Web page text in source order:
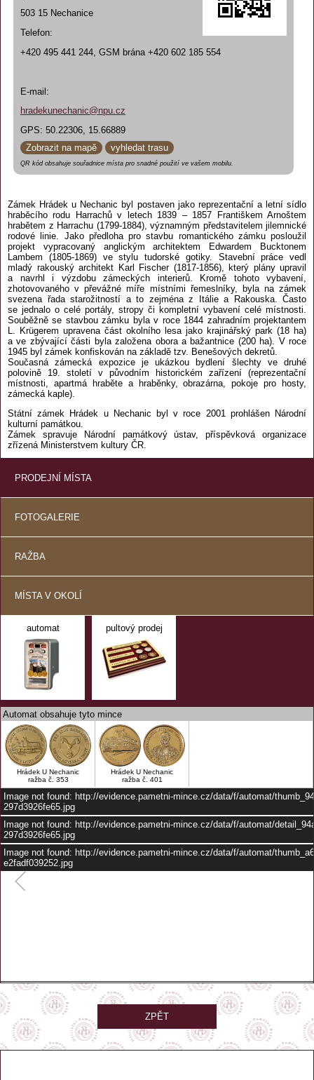
503 15 Nechanice
Telefon:
+420 495 441 244, GSM brána +420 602 185 554
E-mail:
hradekunechanic@npu.cz
GPS: 50.22306, 15.66889
Zobrazit na mapě
vyhledat trasu
QR kód obsahuje souřadnice místa pro snadné použití ve vašem mobilu.
Zámek Hrádek u Nechanic byl postaven jako reprezentační a letní sídlo
hraběcího rodu Harrachů v letech 1839 – 1857 Františkem Arnoštem
hrabětem z Harrachu (1799-1884), významným představitelem jilemnické
rodové linie. Jako předloha pro stavbu romantického zámku posloužil
projekt vypracovaný anglickým architektem Edwardem Bucktonem
Lambem (1805-1869) ve stylu tudorské gotiky. Stavební práce vedl
mladý rakouský architekt Karl Fischer (1817-1856), který plány upravil
a navrhl i výzdobu zámeckých interierů. Kromě tohoto vybavení,
zhotovovaného v převážné míře místními řemeslníky, byla na zámek
svezena řada starožitností a to zejména z Itálie a Rakouska. Často
se jednalo o celé portály, stropy či kompletní vybavení celé místnosti.
Souběžně se stavbou zámku byla v roce 1844 zahradním projektantem
L. Krügerem upravena část okolního lesa jako krajinářský park (18 ha)
a ve zbývající části byla založena obora a bažantnice (200 ha). V roce
1945 byl zámek konfiskován na základě tzv. Benešových dekretů.
Současná zámecká expozice je ukázkou bydlení šlechty ve druhé
polovině 19. století v původním historickém zařízení (reprezentační
místnosti, apartmá hraběte a hraběnky, obrazárna, pokoje pro hosty,
zámecká kaple).
Státní zámek Hrádek u Nechanic byl v roce 2001 prohlášen Národní
kulturní památkou.
Zámek spravuje Národní památkový ústav, příspěvková organizace
zřízená Ministerstvem kultury ČR.
PRODEJNÍ MÍSTA
FOTOGALERIE
RAŽBA
MÍSTA V OKOLÍ
automat pultový prodej
Automat obsahuje tyto mince
Hrádek U Nechanic
ražba č. 353
Hrádek U Nechanic
ražba č. 401
Image not found: http://evidence.pametni-mince.cz/data/f/automat/
297d3926fe65.jpg
Image not found: http://evidence.pametni-mince.cz/data/f/automat/
297d3926fe65.jpg
Image not found: http://evidence.pametni-mince.cz/data/f/automat/
e2fadf039252.jpg
automat je umístěn před vstupem do zámku GPS: 50.22369, 15.66725
Zobrazit na mapě
ZPĚT